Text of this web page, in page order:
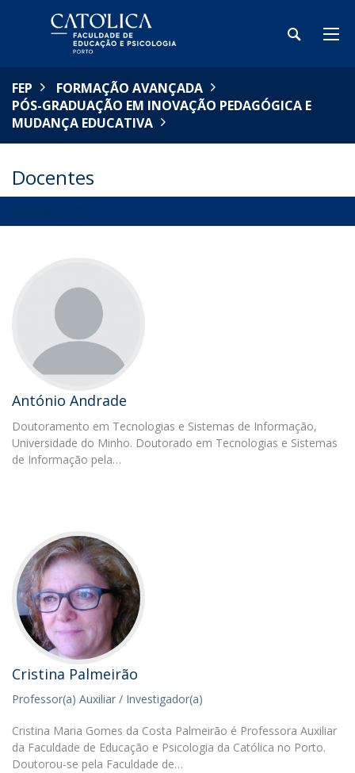
FEP
FORMAÇÃO AVANÇADA
PÓS-GRADUAÇÃO EM INOVAÇÃO PEDAGÓGICA E
MUDANÇA EDUCATIVA
Docentes
António Andrade
Doutoramento em Tecnologias e Sistemas de Informação,
Universidade do Minho. Doutorado em Tecnologias e Sistemas
de Informação pela…
Cristina Palmeirão
Professor(a) Auxiliar / Investigador(a)
Cristina Maria Gomes da Costa Palmeirão é Professora Auxiliar
da Faculdade de Educação e Psicologia da Católica no Porto.
Doutorou-se pela Faculdade de…